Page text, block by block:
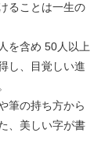
ることは一生の
を含め 50人以上
し、目覚しい進
筆の持ち方から
、美しい字が書